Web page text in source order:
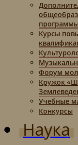
программы
Курсы
Форум
Кружок
Учебные
Конкурсы
Наука